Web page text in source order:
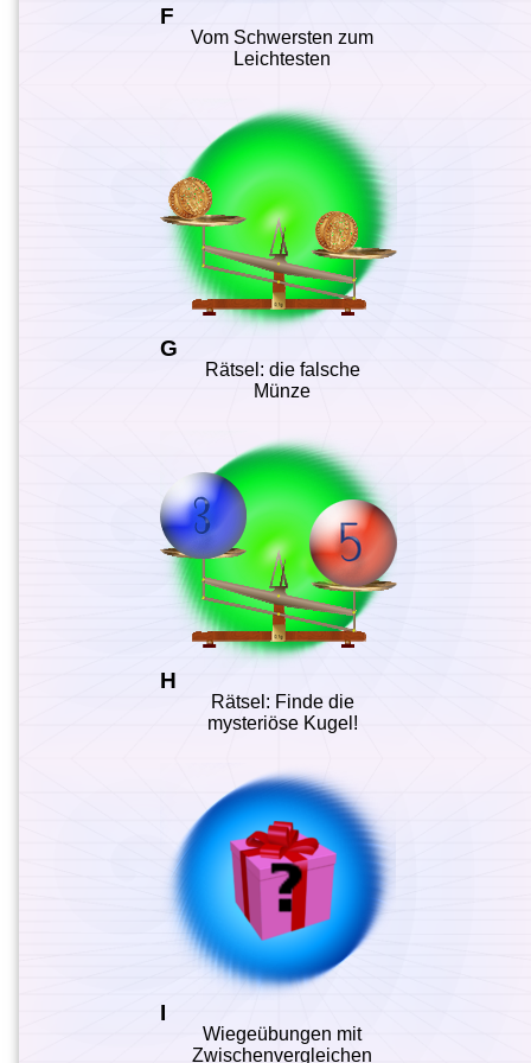
F
Vom Schwersten zum
Leichtesten
G
Rätsel: die falsche
Münze
H
Rätsel: Finde die
mysteriöse Kugel!
I
Wiegeübungen mit
Zwischenvergleichen